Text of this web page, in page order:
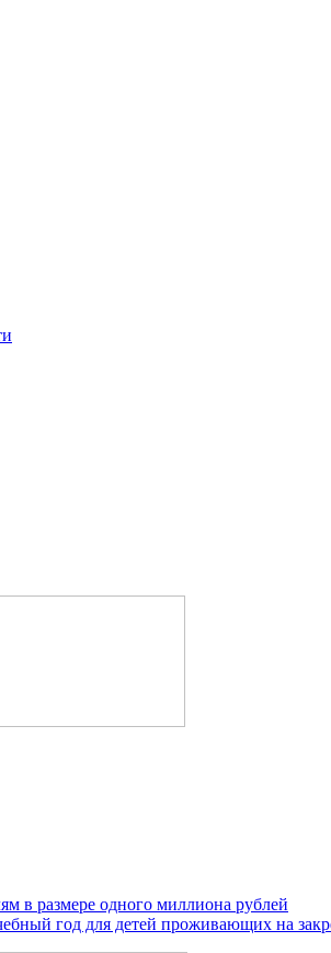
в размере одного миллиона рублей
год для детей проживающих на